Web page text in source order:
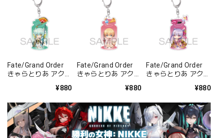
Fate/Grand Order
きゃらとりあ アクリ
¥880
Fate/Grand Order
きゃらとりあ アクリ
¥880
Fate/Grand Order
きゃらとりあ アクリ
バー/パッションリ
¥880